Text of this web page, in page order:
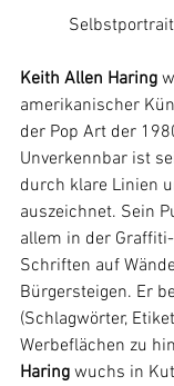
Keith Allen Haring
amerikanischer
der Pop Art der
Unverkennbar ist
durch klare Linien
auszeichnet. Sein
allem in der
Schriften auf
Bürgersteigen. Er
(Schlagwörter,
Werbeflächen zu
Haring wuchs in